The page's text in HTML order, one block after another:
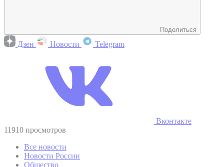
Поделиться
Дзен Новости Telegram
Вконтакте
11910 просмотров
Все новости
Новости России
Общество